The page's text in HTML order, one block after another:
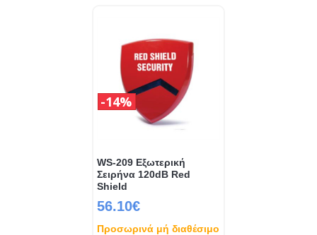
WS-209 Εξωτερική
Σειρήνα 120dB Red
Shield
56.10€
14%
Προσωρινά μή διαθέσιμο